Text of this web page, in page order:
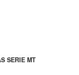
SERIE MT